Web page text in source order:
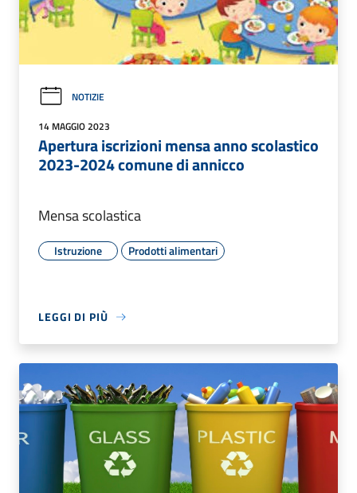
NOTIZIE
14 MAGGIO 2023
Apertura iscrizioni mensa anno scolastico
2023-2024 comune di annicco
Mensa scolastica
Istruzione Prodotti alimentari
LEGGI DI PIÙ